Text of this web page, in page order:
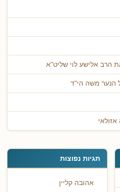
הרב אלישע לוי שליט"א
הנער משה הי"ד
תגיות נפוצות
אהובה קליין